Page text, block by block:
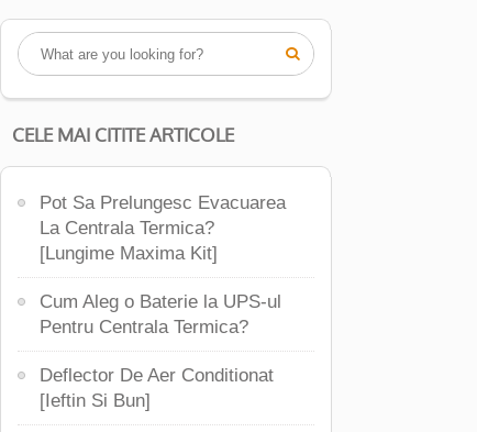

CELE MAI CITITE ARTICOLE
Pot Sa Prelungesc Evacuarea
La Centrala Termica?
[Lungime Maxima Kit]
Cum Aleg o Baterie la UPS-ul
Pentru Centrala Termica?
Deflector De Aer Conditionat
[Ieftin Si Bun]